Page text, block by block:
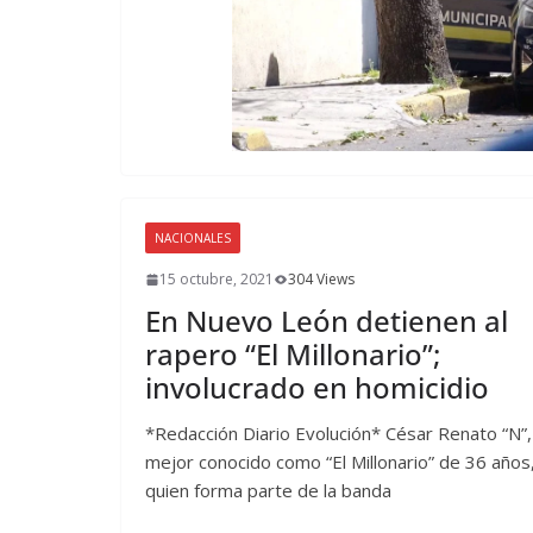
NACIONALES
15 octubre, 2021 304 Views
En Nuevo León detienen al
rapero “El Millonario”;
involucrado en homicidio
*Redacción Diario Evolución* César Renato “N”,
mejor conocido como “El Millonario” de 36
quien forma parte de la banda